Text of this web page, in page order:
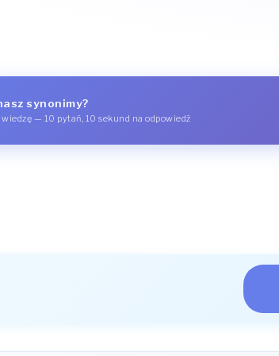
synonimy?
— 10 pytań, 10 sekund na odpowiedź